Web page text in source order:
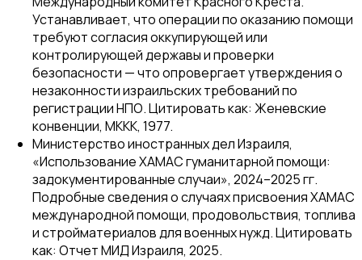
Устанавливает, что операции по оказанию помощи
требуют согласия оккупирующей или
контролирующей державы и проверки
безопасности — что опровергает утверждения о
незаконности израильских требований по
регистрации НПО. Цитировать как: Женевские
конвенции, МККК, 1977.
Министерство иностранных дел Израиля,
«Использование ХАМАС гуманитарной помощи:
задокументированные случаи», 2024–2025 гг.
Подробные сведения о случаях присвоения ХАМАС
международной помощи, продовольствия, топлива
и стройматериалов для военных нужд. Цитировать
как: Отчет МИД Израиля, 2025.